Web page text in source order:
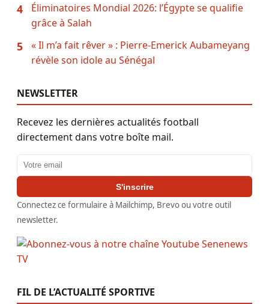
4
Éliminatoires Mondial 2026: l’Égypte se qualifie
grâce à Salah
5
« Il m’a fait rêver » : Pierre-Emerick Aubameyang
révèle son idole au Sénégal
NEWSLETTER
Recevez les dernières actualités football
directement dans votre boîte mail.
Adresse email
S'inscrire
Connectez ce formulaire à Mailchimp, Brevo ou votre outil
newsletter.
FIL DE L’ACTUALITÉ SPORTIVE